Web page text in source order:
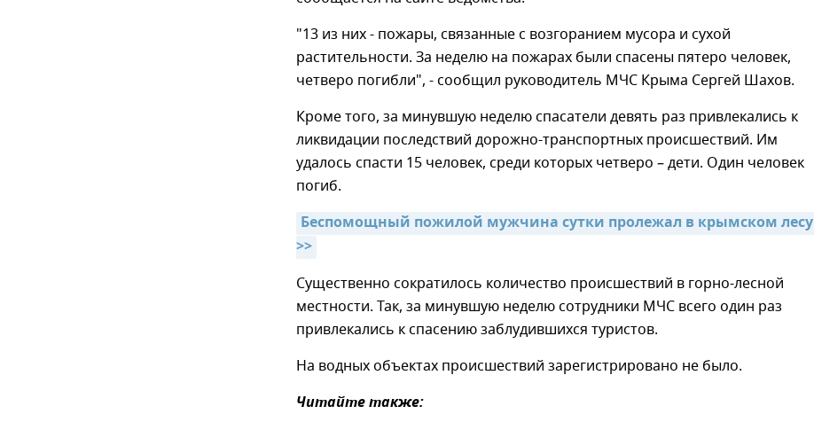
"13 из них - пожары, связанные с возгоранием мусора и сухой
растительности. За неделю на пожарах были спасены пятеро человек,
четверо погибли", - сообщил руководитель МЧС Крыма Сергей Шахов.
Кроме того, за минувшую неделю спасатели девять раз привлекались к
ликвидации последствий дорожно-транспортных происшествий. Им
удалось спасти 15 человек, среди которых четверо – дети. Один человек
погиб.
Беспомощный пожилой мужчина сутки пролежал в крымском лесу
>>
Существенно сократилось количество происшествий в горно-лесной
местности. Так, за минувшую неделю сотрудники МЧС всего один раз
привлекались к спасению заблудившихся туристов.
На водных объектах происшествий зарегистрировано не было.
Читайте также: